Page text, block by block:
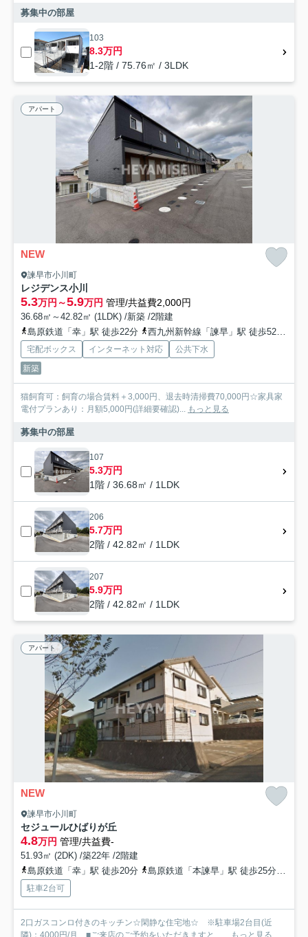
募集中の部屋
103
8.3万円
1-2階 / 75.76㎡ / 3LDK
アパート
NEW
諫早市小川町
レジデンス小川
5.3万円～5.9万円 管理/共益費2,000円
36.68㎡～42.82㎡ (1LDK) /新築 /2階建
島原鉄道「幸」駅 徒歩22分
西九州新幹線「諫早」駅 徒歩52分
宅配ボックス インターネット対応
公共下水
新築
猫飼育可：飼育の場合賃料＋3,000円、退去時清掃費70,000円☆家具家
電付プランあり：月額5,000円(詳細要確認)... もっと見る
募集中の部屋
107
5.3万円
1階 / 36.68㎡ / 1LDK
206
5.7万円
2階 / 42.82㎡ / 1LDK
207
5.9万円
2階 / 42.82㎡ / 1LDK
アパート
NEW
諫早市小川町
セジュールひばりが丘
4.8万円 管理/共益費-
51.93㎡ (2DK) /築22年 /2階建
島原鉄道「幸」駅 徒歩20分
島原鉄道「本諫早」駅 徒歩25分
駐車2台可
2口ガスコンロ付きのキッチン☆閑静な住宅地☆ ※駐車場2台目(近
隣)：4000円/月 ■ご来店のご予約をいただきますと、...
もっと見る